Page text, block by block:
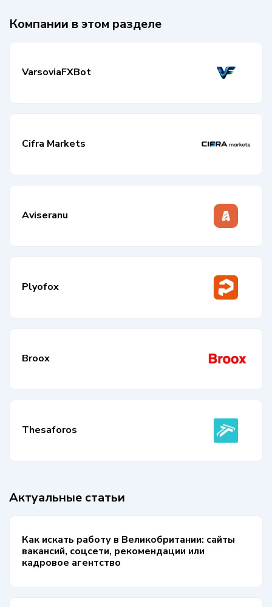
Компании в этом разделе
VarsoviaFXBot
Cifra Markets
Aviseranu
Plyofox
Broox
Thesaforos
Актуальные статьи
Как искать работу в Великобритании: сайты
вакансий, соцсети, рекомендации или
кадровое агентство